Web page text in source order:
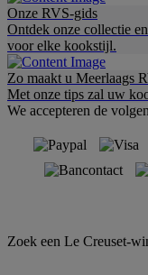
Onze RVS-gids
Ontdek onze collectie
voor elke kookstijl.
Zo maakt u Meerlaags
Met onze tips zal uw
We accepteren de
Zoek een Le Creuset-